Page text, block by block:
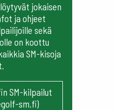
jokaisen
ja ohjeet
sekä
on koottu
SM-kisoja
SM-kilpailut
sm.fi)